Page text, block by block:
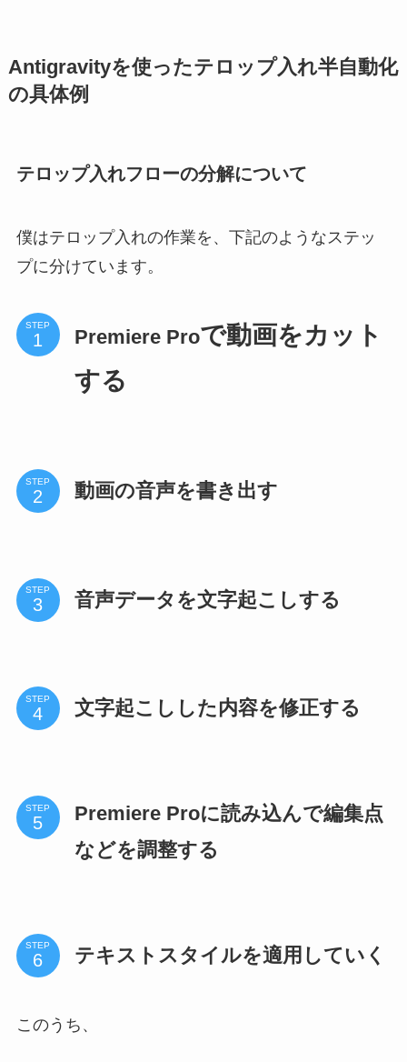
Antigravityを使ったテロップ入れ半自動化
の具体例
テロップ入れフローの分解について
僕はテロップ入れの作業を、下記のようなステッ
プに分けています。
STEP
Premiere Proで動画をカット
する
STEP 動画の音声を書き出す
STEP 音声データを文字起こしする
STEP 文字起こしした内容を修正する
STEP
Premiere Proに読み込んで編集点
などを調整する
STEP テキストスタイルを適用していく
このうち、